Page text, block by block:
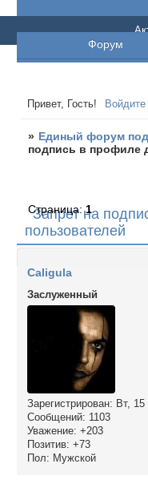
Форум
Привет, Гость! Войдите
» Единый форум
подпись в профиле
Запрет на
пользователей
Страница:1
Caligula
Заслуженный
Зарегистрирован: Вт, 15
Сообщений: 1103
Уважение: +203
Позитив: +73
Пол: Мужской